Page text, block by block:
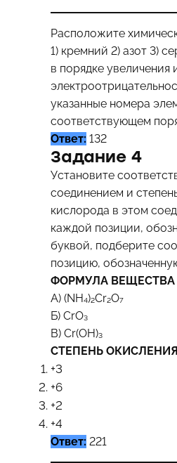
Расположите
1) кремний 2) азот 3)
в порядке увеличения
указанные номера
соответствующем
Ответ: 132
Задание 4
Установите
соединением и
кислорода в этом
каждой позиции,
буквой, подберите
позицию,
ФОРМУЛА ВЕЩЕСТВА
А) (NH₄)₂Cr₂O₇
Б) CrO₃
В) Cr(OH)₃
СТЕПЕНЬ ОКИСЛЕНИЯ
+3
+6
+2
+4
Ответ: 221